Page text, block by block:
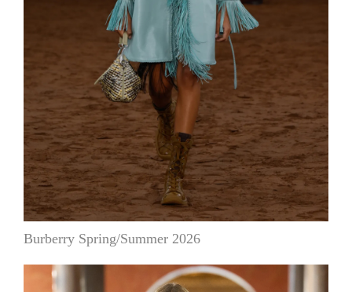
Burberry Spring/Summer 2026